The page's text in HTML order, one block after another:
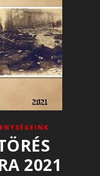
2021